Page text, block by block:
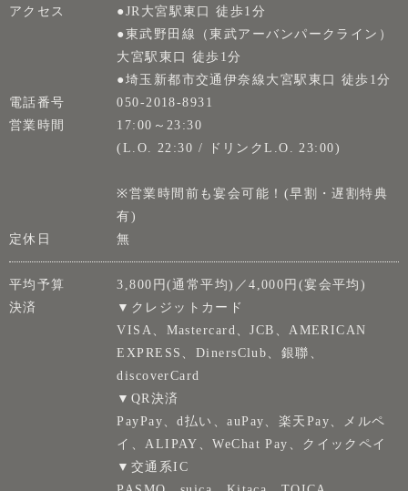
アクセス
●JR大宮駅東口 徒歩1分
●東武野田線（東武アーバンパークライン）
大宮駅東口 徒歩1分
●埼玉新都市交通伊奈線大宮駅東口 徒歩1分
電話番号
050-2018-8931
営業時間
17:00～23:30
(L.O. 22:30 / ドリンクL.O. 23:00)
※営業時間前も宴会可能！(早割・遅割特典
有)
定休日
無
平均予算
3,800円(通常平均)／4,000円(宴会平均)
決済
▼クレジットカード
VISA、Mastercard、JCB、AMERICAN
EXPRESS、DinersClub、銀聯、
discoverCard
▼QR決済
PayPay、d払い、auPay、楽天Pay、メルペ
イ、ALIPAY、WeChat Pay、クイックペイ
▼交通系IC